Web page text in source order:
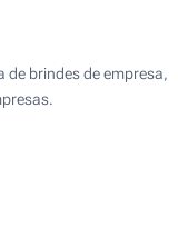
de brindes de empresa,